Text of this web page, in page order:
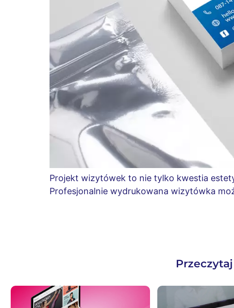
Projekt wizytówek to nie tylko kwestia
Profesjonalnie wydrukowana wizytówka